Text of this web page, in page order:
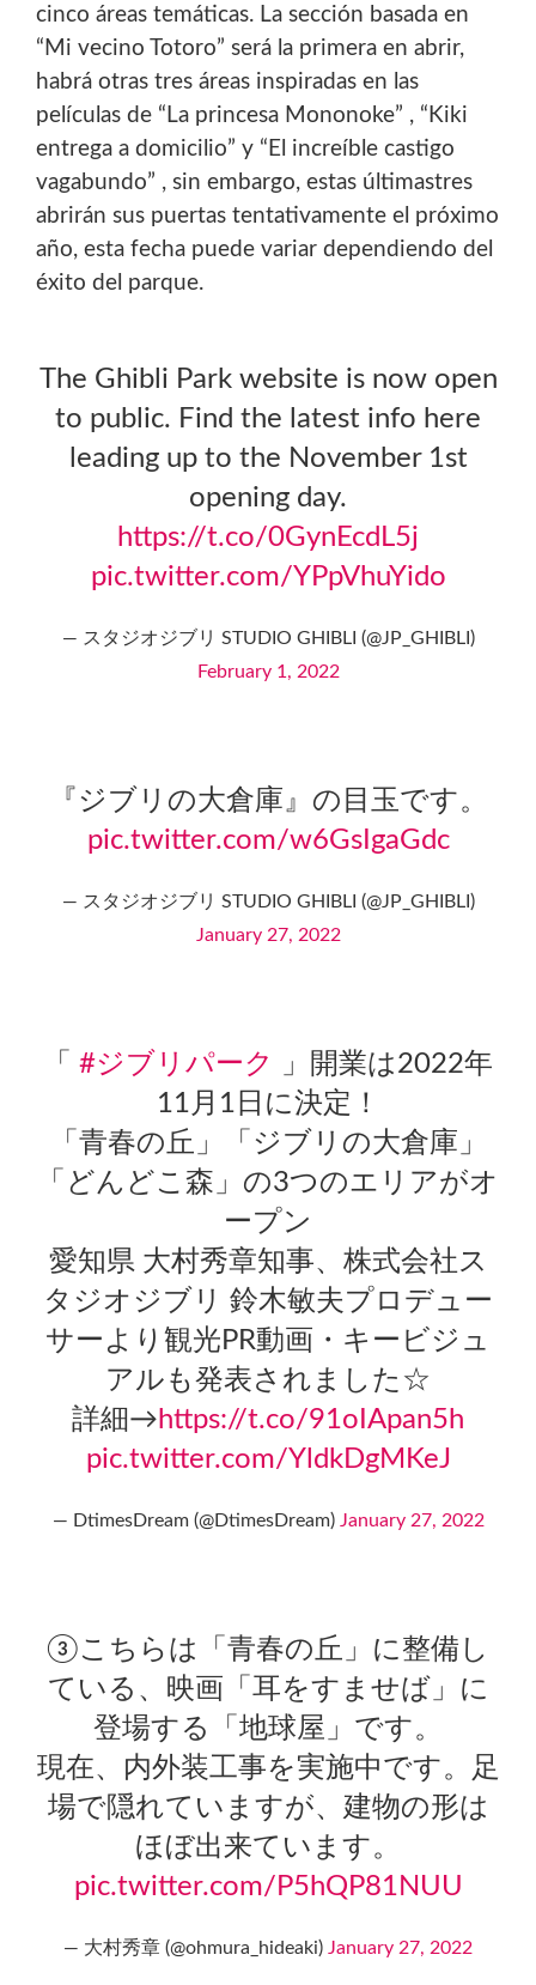
cinco áreas temáticas. La sección basada en
“Mi vecino Totoro” será la primera en abrir,
habrá otras tres áreas inspiradas en las
películas de “La princesa Mononoke” , “Kiki
entrega a domicilio” y “El increíble castigo
vagabundo” , sin embargo, estas últimastres
abrirán sus puertas tentativamente el próximo
año, esta fecha puede variar dependiendo del
éxito del parque.
The Ghibli Park website is now open
to public. Find the latest info here
leading up to the November 1st
opening day.
https://t.co/0GynEcdL5j
pic.twitter.com/YPpVhuYido
— スタジオジブリ STUDIO GHIBLI (@JP_GHIBLI)
February 1, 2022
『ジブリの大倉庫』の目玉です。
pic.twitter.com/w6GsIgaGdc
— スタジオジブリ STUDIO GHIBLI (@JP_GHIBLI)
January 27, 2022
「 #ジブリパーク
」開業は2022年
11月1日に決定！
「青春の丘」「ジブリの大倉庫」
「どんどこ森」の3つのエリアがオ
ープン
愛知県 大村秀章知事、株式会社ス
タジオジブリ 鈴木敏夫プロデュー
サーより観光PR動画・キービジュ
アルも発表されました☆
詳細→https://t.co/91oIApan5h
pic.twitter.com/YldkDgMKeJ
— DtimesDream (@DtimesDream) January 27, 2022
③こちらは「青春の丘」に整備し
ている、映画「耳をすませば」に
登場する「地球屋」です。
現在、内外装工事を実施中です。足
場で隠れていますが、建物の形は
ほぼ出来ています。
pic.twitter.com/P5hQP81NUU
— 大村秀章 (@ohmura_hideaki) January 27, 2022